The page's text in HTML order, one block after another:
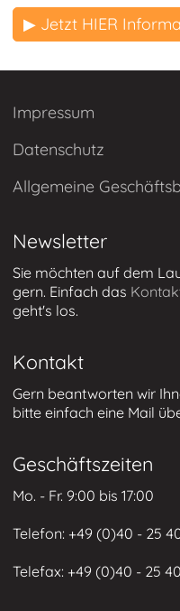
▶ Jetzt HIER
Impressum
Datenschutz
Allgemeine
Newsletter
Sie möchten auf dem
gern. Einfach das
geht's los.
Kontakt
Gern beantworten wir
bitte einfach eine Mail
Geschäftszeiten
Mo. - Fr. 9:00 bis 17:00
Telefon: +49 (0)40 - 25
Telefax: +49 (0)40 - 25